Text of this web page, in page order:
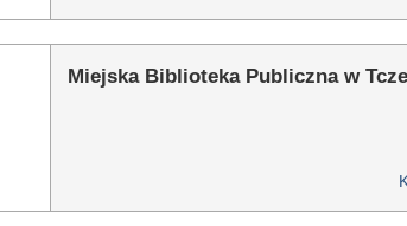
Miejska Biblioteka Publiczna w